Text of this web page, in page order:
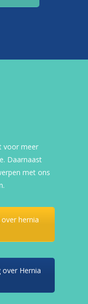
voor meer
Daarnaast
met ons
hernia
Hernia